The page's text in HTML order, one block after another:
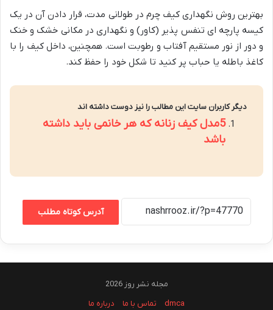
بهترین روش نگهداری کیف چرم در طولانی مدت، قرار دادن آن در یک
کیسه پارچه ای تنفس پذیر (کاور) و نگهداری در مکانی خشک و خنک
و دور از نور مستقیم آفتاب و رطوبت است. همچنین، داخل کیف را با
کاغذ باطله یا حباب پر کنید تا شکل خود را حفظ کند.
دیگر کاربران سایت این مطالب را نیز دوست داشته اند
5مدل کیف زنانه که هر خانمی باید داشته
باشد
آدرس کوتاه مطلب
مجله نشر روز 2026
dmca
تماس با ما درباره ما